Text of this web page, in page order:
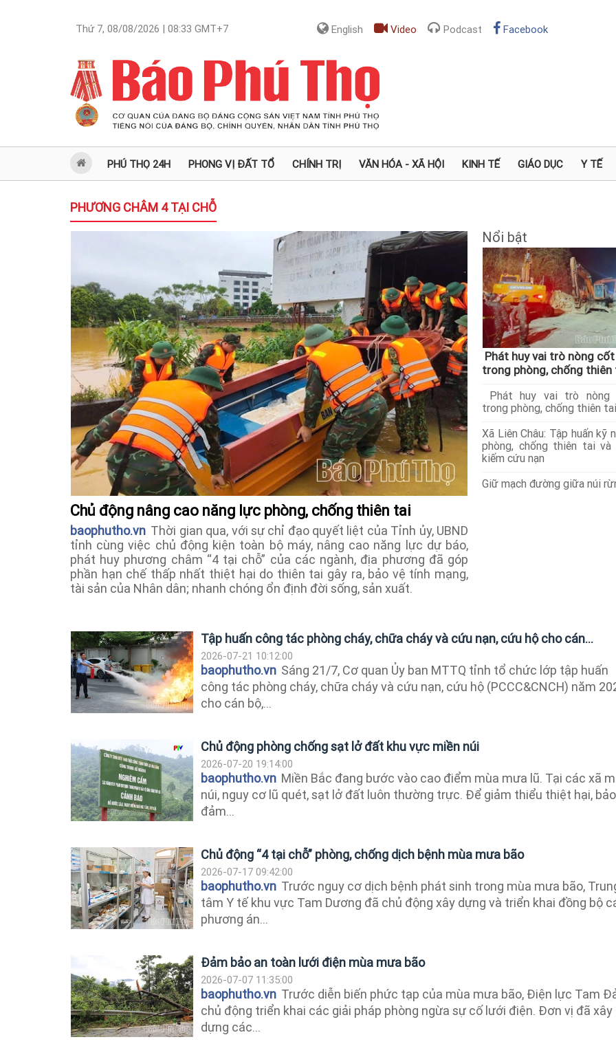
Thứ 7, 08/08/2026 | 08:33 GMT+7 English Video Podcast Facebook
PHÚ THỌ 24H PHONG VỊ ĐẤT TỔ CHÍNH TRỊ VĂN HÓA - XÃ HỘI KINH TẾ GIÁO DỤC Y TẾ
PHƯƠNG CHÂM 4 TẠI CHỖ
Chủ động nâng cao năng lực phòng, chống thiên tai
baophutho.vn Thời gian qua, với sự chỉ đạo quyết liệt của Tỉnh ủy, UBND
tỉnh cùng việc chủ động kiện toàn bộ máy, nâng cao năng lực dự báo,
phát huy phương châm “4 tại chỗ” của các ngành, địa phương đã góp
phần hạn chế thấp nhất thiệt hại do thiên tai gây ra, bảo vệ tính mạng,
tài sản của Nhân dân; nhanh chóng ổn định đời sống, sản xuất.
Nổi bật
Phát huy vai trò nòng cốt
trong phòng, chống thiên
Phát huy vai trò nòng
trong phòng, chống thiên tai
Xã Liên Châu: Tập huấn kỹ
phòng, chống thiên tai
kiếm cứu nạn
Giữ mạch đường giữa núi
Tập huấn công tác phòng cháy, chữa cháy và cứu nạn, cứu hộ cho cán...
2026-07-21 10:12:00
baophutho.vn Sáng 21/7, Cơ quan Ủy ban MTTQ tỉnh tổ chức lớp tập huấn
công tác phòng cháy, chữa cháy và cứu nạn, cứu hộ (PCCC&CNCH) năm
cho cán bộ,...
Chủ động phòng chống sạt lở đất khu vực miền núi
2026-07-20 19:14:00
baophutho.vn Miền Bắc đang bước vào cao điểm mùa mưa lũ. Tại các xã
núi, nguy cơ lũ quét, sạt lở đất luôn thường trực. Để giảm thiểu thiệt hại, bảo
đảm...
Chủ động “4 tại chỗ” phòng, chống dịch bệnh mùa mưa bão
2026-07-17 09:42:00
baophutho.vn Trước nguy cơ dịch bệnh phát sinh trong mùa mưa bão,
tâm Y tế khu vực Tam Dương đã chủ động xây dựng và triển khai đồng bộ
phương án...
Đảm bảo an toàn lưới điện mùa mưa bão
2026-07-07 11:35:00
baophutho.vn Trước diễn biến phức tạp của mùa mưa bão, Điện lực Tam
chủ động triển khai các giải pháp phòng ngừa sự cố lưới điện. Đơn vị đã xây
dựng các...